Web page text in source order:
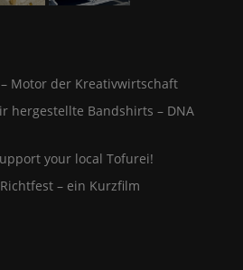
Motor der Kreativwirtschaft
hergestellte Bandshirts – DNA
your local Tofurei!
– ein Kurzfilm